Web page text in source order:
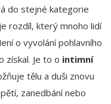
do stejné kategorie
rozdíl, který mnoho lidí
o vyvolání pohlavního
získal. Je to o intimní
tělu a duši znovu
zanedbání nebo